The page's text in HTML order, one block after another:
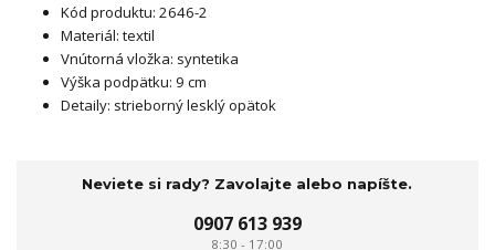
Kód produktu: 2646-2
Materiál: textil
Vnútorná vložka: syntetika
Výška podpätku: 9 cm
Detaily: strieborný lesklý opätok
Neviete si rady? Zavolajte alebo napíšte.
0907 613 939
8:30 - 17:00